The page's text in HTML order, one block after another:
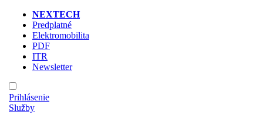
NEXTECH
Predplatné
Elektromobilita
PDF
ITR
Newsletter
Prihlásenie
Služby